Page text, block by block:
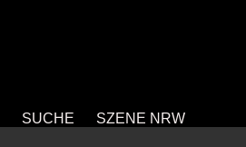
SUCHE SZENE NRW